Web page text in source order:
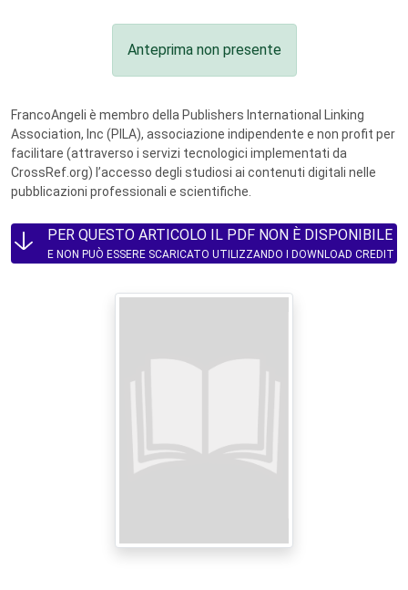
Anteprima non presente
FrancoAngeli è membro della Publishers International Linking
Association, Inc (PILA), associazione indipendente e non profit per
facilitare (attraverso i servizi tecnologici implementati da
CrossRef.org) l’accesso degli studiosi ai contenuti digitali nelle
pubblicazioni professionali e scientifiche.
PER QUESTO ARTICOLO IL PDF NON È DISPONIBILE
E NON PUÒ ESSERE SCARICATO UTILIZZANDO I DOWNLOAD CREDIT